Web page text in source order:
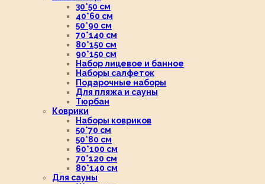
30*50 см
40*60 см
50*90 см
70*140 см
80*150 см
90*150 см
Набор лицевое и банное
Наборы салфеток
Подарочные наборы
Для пляжа и сауны
Тюрбан
Коврики
Наборы ковриков
50*70 см
50*80 см
60*100 см
70*120 см
80*140 см
Для сауны